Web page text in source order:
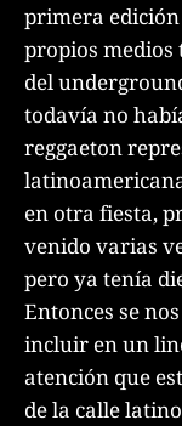
primera
propios medios
del
todavía no
reggaeton
en otra fiesta,
venido varias
pero ya tenía
Entonces se
incluir en un
atención que
de la calle